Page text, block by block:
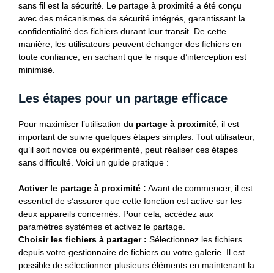
sans fil est la sécurité. Le partage à proximité a été conçu
avec des mécanismes de sécurité intégrés, garantissant la
confidentialité des fichiers durant leur transit. De cette
manière, les utilisateurs peuvent échanger des fichiers en
toute confiance, en sachant que le risque d’interception est
minimisé.
Les étapes pour un partage efficace
Pour maximiser l’utilisation du partage à proximité , il est
important de suivre quelques étapes simples. Tout utilisateur,
qu’il soit novice ou expérimenté, peut réaliser ces étapes
sans difficulté. Voici un guide pratique :
Activer le partage à proximité : Avant de commencer, il est
essentiel de s’assurer que cette fonction est active sur les
deux appareils concernés. Pour cela, accédez aux
paramètres systèmes et activez le partage.
Choisir les fichiers à partager : Sélectionnez les fichiers
depuis votre gestionnaire de fichiers ou votre galerie. Il est
possible de sélectionner plusieurs éléments en maintenant la